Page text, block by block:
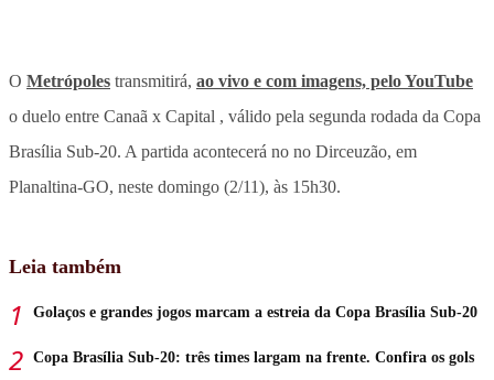
O Metrópoles transmitirá, ao vivo e com imagens, pelo YouTube
o duelo entre Canaã x Capital , válido pela segunda rodada da Copa
Brasília Sub-20. A partida acontecerá no no Dirceuzão, em
Planaltina-GO, neste domingo (2/11), às 15h30.
Leia também
Golaços e grandes jogos marcam a estreia da Copa Brasília Sub-20
Copa Brasília Sub-20: três times largam na frente. Confira os gols